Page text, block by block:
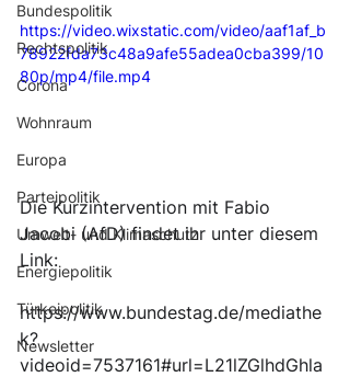
Bundespolitik
Rechtspolitik
Corona
Wohnraum
Europa
Parteipolitik
Umwelt- und Klimaschutz
Energiepolitik
Türkeipolitik
Newsletter
https://video.wixstatic.com/video/aaf1af_b
78922fda73c48a9afe55adea0cba399/10
80p/mp4/file.mp4
Die Kurzintervention mit Fabio
Jacobi (AfD) findet ihr unter diesem
Link:
https://www.bundestag.de/mediathe
k?
videoid=7537161#url=L21lZGlhdGhla